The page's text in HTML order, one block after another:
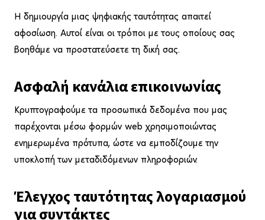
Η δημιουργία μιας ψηφιακής ταυτότητας απαιτεί
αφοσίωση. Αυτοί είναι οι τρόποι με τους οποίους σας
βοηθάμε να προστατεύσετε τη δική σας.
Ασφαλή κανάλια επικοινωνίας
Κρυπτογραφούμε τα προσωπικά δεδομένα που μας
παρέχονται μέσω φορμών web χρησιμοποιώντας
ενημερωμένα πρότυπα, ώστε να εμποδίζουμε την
υποκλοπή των μεταδιδόμενων πληροφοριών.
Έλεγχος ταυτότητας λογαριασμού
για συντάκτες